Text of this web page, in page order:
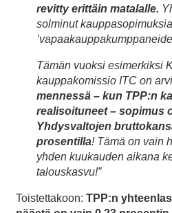
revitty erittäin matalalle.
solminut
Tämän vuoksi esimerkiksi
kauppakomissio ITC on
mennessä – kun TPP:n
realisoituneet – sopimus
Yhdysvaltojen
prosentilla! Tämä on vain
yhden kuukauden aikana
talouskasvu!”
Toistettakoon: TPP:n